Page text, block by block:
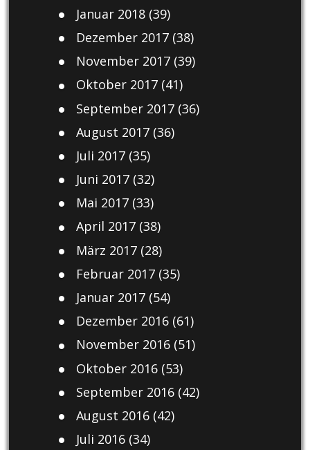
Januar 2018(39)
Dezember 2017(38)
November 2017(39)
Oktober 2017(41)
September 2017(36)
August 2017(36)
Juli 2017(35)
Juni 2017(32)
Mai 2017(33)
April 2017(38)
März 2017(28)
Februar 2017(35)
Januar 2017(54)
Dezember 2016(61)
November 2016(51)
Oktober 2016(53)
September 2016(42)
August 2016(42)
Juli 2016(34)